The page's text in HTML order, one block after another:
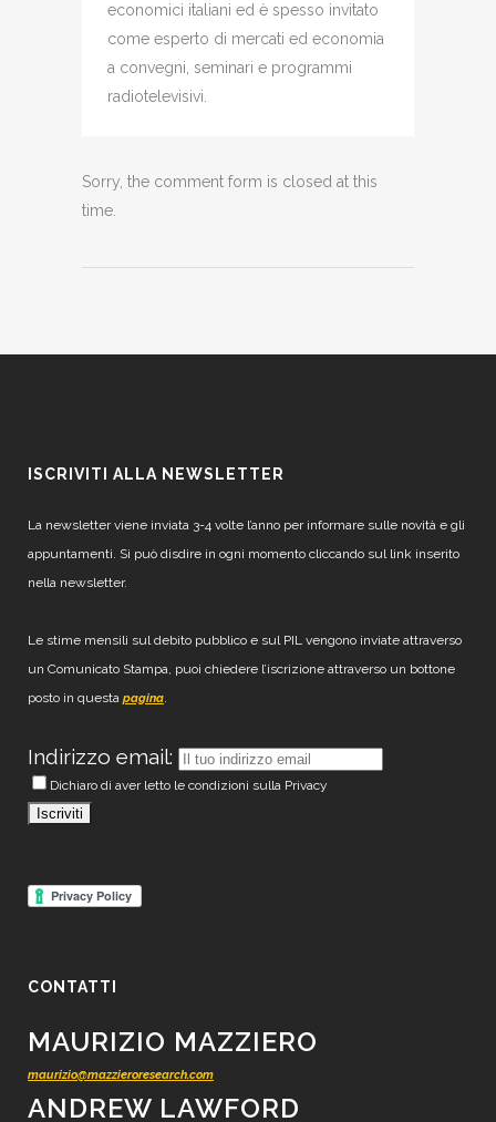
economici italiani ed è spesso invitato
come esperto di mercati ed economia
a convegni, seminari e programmi
radiotelevisivi.
Sorry, the comment form is closed at this
time.
ISCRIVITI ALLA NEWSLETTER
La newsletter viene inviata 3-4 volte l’anno per informare sulle novità e gli
appuntamenti. Si può disdire in ogni momento cliccando sul link inserito
nella newsletter.
Le stime mensili sul debito pubblico e sul PIL vengono inviate attraverso
un Comunicato Stampa, puoi chiedere l’iscrizione attraverso un bottone
posto in questa pagina.
Indirizzo email:
Dichiaro di aver letto le condizioni sulla Privacy
CONTATTI
MAURIZIO MAZZIERO
maurizio@mazzieroresearch.com
ANDREW LAWFORD